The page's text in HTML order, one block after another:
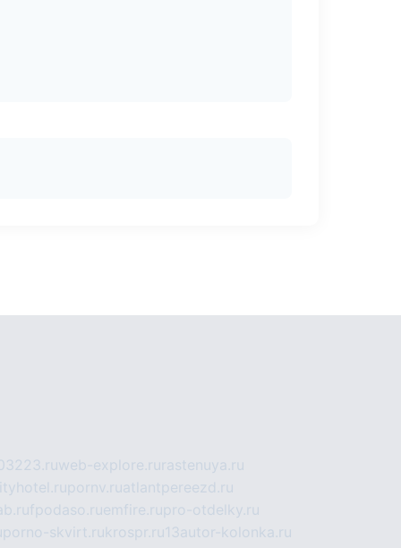
web-explore.ru rastenuya.ru
pornv.ruatlantpereezd.ru
fpodaso.ruemfire.rupro-otdelky.ru
porno-skvirt.rukrospr.ru13autor-kolonka.ru